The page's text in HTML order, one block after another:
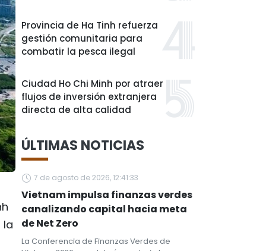
la
Provincia de Ha Tinh refuerza
gestión comunitaria para
combatir la pesca ilegal
Ciudad Ho Chi Minh por atraer
flujos de inversión extranjera
directa de alta calidad
ÚLTIMAS NOTICIAS
7 de agosto de 2026, 12:41:33
Vietnam impulsa finanzas verdes
canalizando capital hacia meta
de Net Zero
La Conferencia de Finanzas Verdes de